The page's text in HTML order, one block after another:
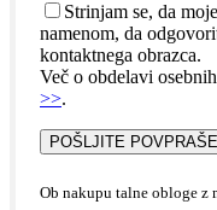
Strinjam se, da
namenom, da
kontaktnega obrazca.
Več o obdelavi
>>.
Ob nakupu talne obloge z